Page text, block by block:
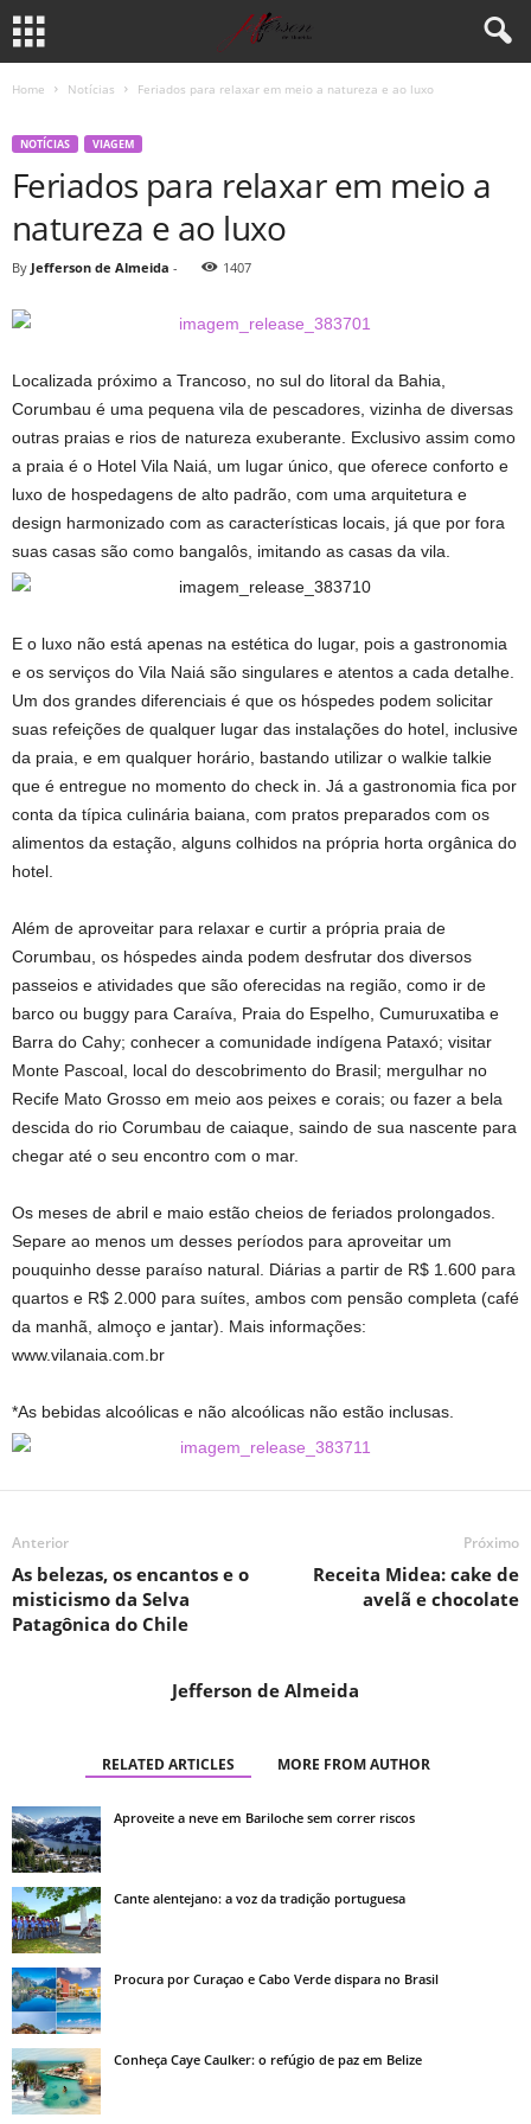
Home Notícias Feriados para relaxar em meio a natureza e ao luxo
NOTÍCIAS VIAGEM
Feriados para relaxar em meio a
natureza e ao luxo
By Jefferson de Almeida - 1407
Localizada próximo a Trancoso, no sul do litoral da Bahia,
Corumbau é uma pequena vila de pescadores, vizinha de diversas
outras praias e rios de natureza exuberante. Exclusivo assim como
a praia é o Hotel Vila Naiá, um lugar único, que oferece conforto e
luxo de hospedagens de alto padrão, com uma arquitetura e
design harmonizado com as características locais, já que por fora
suas casas são como bangalôs, imitando as casas da vila.
E o luxo não está apenas na estética do lugar, pois a gastronomia
e os serviços do Vila Naiá são singulares e atentos a cada detalhe.
Um dos grandes diferenciais é que os hóspedes podem solicitar
suas refeições de qualquer lugar das instalações do hotel, inclusive
da praia, e em qualquer horário, bastando utilizar o walkie talkie
que é entregue no momento do check in. Já a gastronomia fica por
conta da típica culinária baiana, com pratos preparados com os
alimentos da estação, alguns colhidos na própria horta orgânica do
hotel.
Além de aproveitar para relaxar e curtir a própria praia de
Corumbau, os hóspedes ainda podem desfrutar dos diversos
passeios e atividades que são oferecidas na região, como ir de
barco ou buggy para Caraíva, Praia do Espelho, Cumuruxatiba e
Barra do Cahy; conhecer a comunidade indígena Pataxó; visitar
Monte Pascoal, local do descobrimento do Brasil; mergulhar no
Recife Mato Grosso em meio aos peixes e corais; ou fazer a bela
descida do rio Corumbau de caiaque, saindo de sua nascente para
chegar até o seu encontro com o mar.
Os meses de abril e maio estão cheios de feriados prolongados.
Separe ao menos um desses períodos para aproveitar um
pouquinho desse paraíso natural. Diárias a partir de R$ 1.600 para
quartos e R$ 2.000 para suítes, ambos com pensão completa (café
da manhã, almoço e jantar). Mais informações:
www.vilanaia.com.br
*As bebidas alcoólicas e não alcoólicas não estão inclusas.
Anterior
As belezas, os encantos e o
misticismo da Selva
Patagônica do Chile
Próximo
Receita Midea: cake de
avelã e chocolate
Jefferson de Almeida
RELATED ARTICLES MORE FROM AUTHOR
Aproveite a neve em Bariloche sem correr riscos
Cante alentejano: a voz da tradição portuguesa
Procura por Curaçao e Cabo Verde dispara no Brasil
Conheça Caye Caulker: o refúgio de paz em Belize